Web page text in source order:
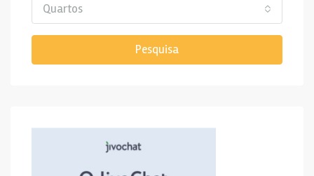
Quartos
Pesquisa